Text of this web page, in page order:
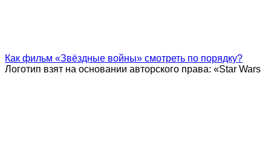
Как фильм «Звёздные войны» смотреть по порядку?
Логотип взят на основании авторского права: «Star Wars